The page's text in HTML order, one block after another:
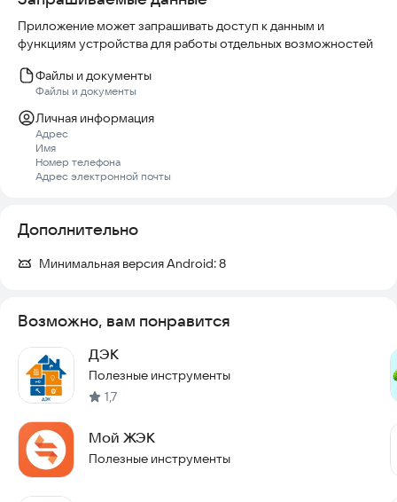
- принять участие в опросе или голосовании онлайн,
отследить его результаты в режиме реального времени;
территории;
- получить уведомление о важных событиях в доме;
Приложение может запрашивать доступ к данным и
функциям устройства для работы отдельных возможностей
Файлы и документы
Файлы и документы
Личная информация
Адрес
Имя
Номер телефона
Адрес электронной почты
Дополнительно
Минимальная версия Android:8
Возможно, вам понравится
ДЭК
Полезные инструменты
1,7
Мой ЖЭК
Полезные инструменты